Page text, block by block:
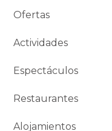
Ofertas
Actividades
Espectáculos
Restaurantes
Alojamientos